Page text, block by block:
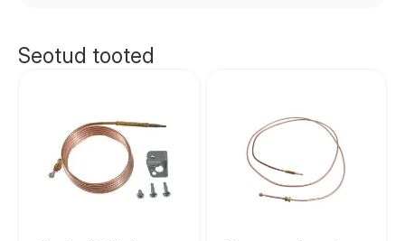
Seotud tooted